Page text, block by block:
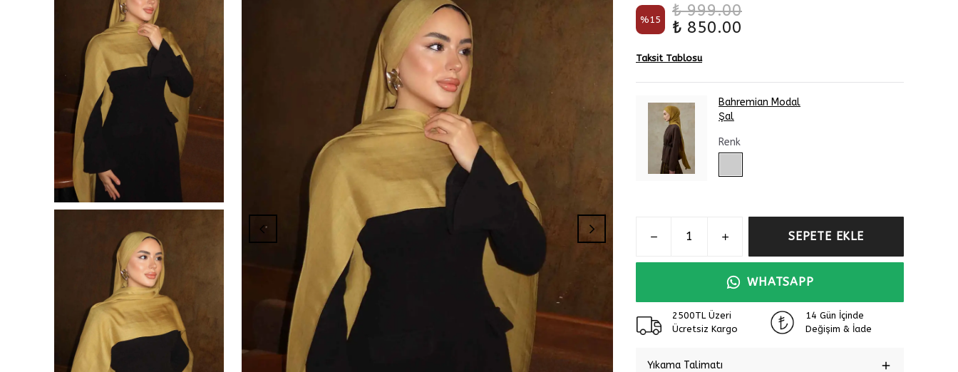
%15
₺ 999.00
₺ 850.00
Taksit Tablosu
Bahremian Modal
Şal
Renk
SEPETE EKLE
WHATSAPP
2500TL Üzeri
Ücretsiz Kargo
14 Gün İçinde
Değişim & İade
Yıkama Talimatı